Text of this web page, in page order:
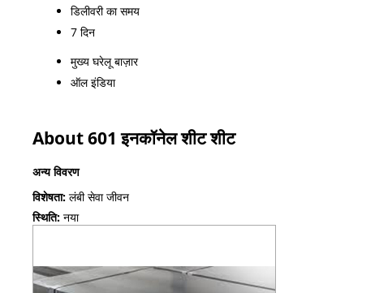
डिलीवरी का समय
7 दिन
मुख्य घरेलू बाज़ार
ऑल इंडिया
About 601 इनकॉनेल शीट शीट
अन्य विवरण
विशेषता: लंबी सेवा जीवन
स्थिति: नया